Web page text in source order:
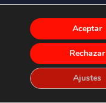
Aceptar
Rechazar
Ajustes